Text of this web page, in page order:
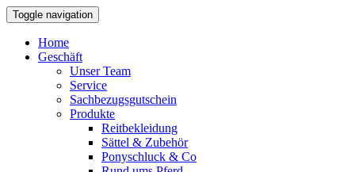
Toggle navigation
Home
Geschäft
Unser Team
Service
Sachbezugsgutschein
Produkte
Reitbekleidung
Sättel & Zubehör
Ponyschluck & Co